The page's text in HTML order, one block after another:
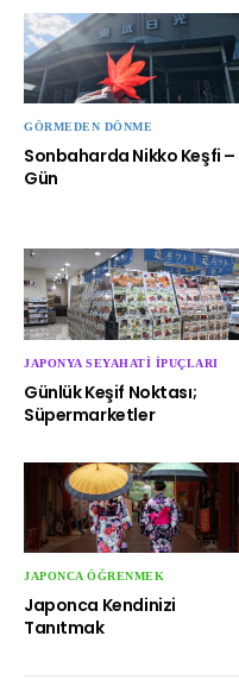
GÖRMEDEN DÖNME
Sonbaharda Nikko Keşfi –
Gün
JAPONYA SEYAHATI İPUÇLARI
Günlük Keşif Noktası;
Süpermarketler
JAPONCA ÖĞRENMEK
Japonca Kendinizi
Tanıtmak